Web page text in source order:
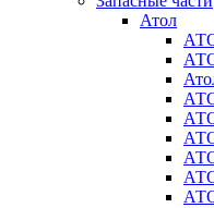
Атол